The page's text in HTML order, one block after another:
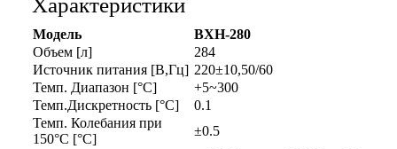
Характеристики
Модель
BXH-280
Объем [л]
284
Источник питания [В,Гц] 220±10,50/60
Темп. Диапазон [°C]
+5~300
Темп.Дискретность [°C]
0.1
Темп. Колебания при
150°C [°C]
±0.5